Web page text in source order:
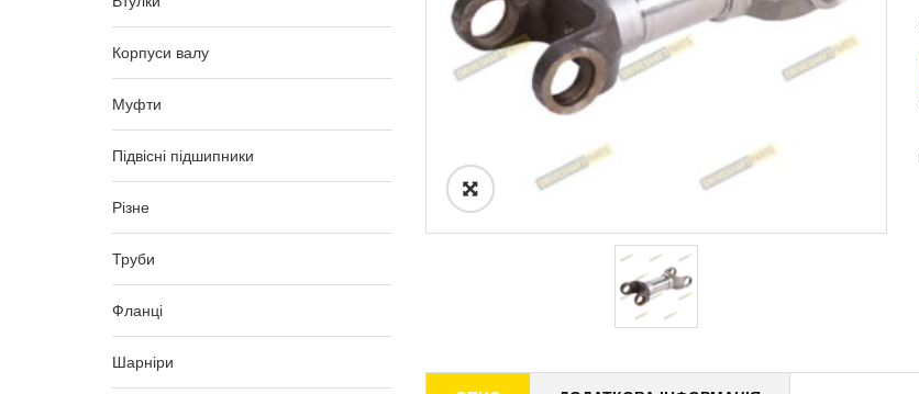
Корпуси валу
Муфти
Підвісні підшипники
Різне
Труби
Фланці
Шарніри